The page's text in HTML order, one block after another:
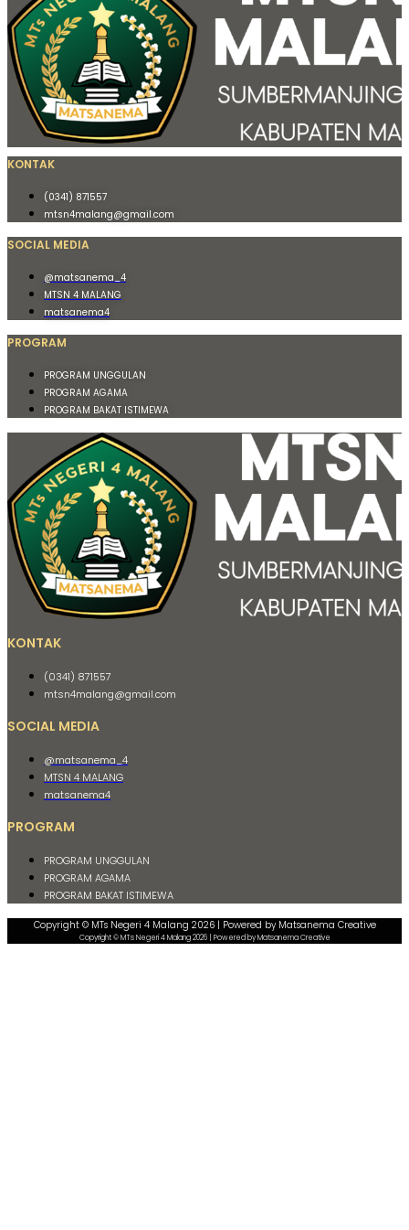
KONTAK
(0341) 871557
mtsn4malang@gmail.com
SOCIAL MEDIA
@matsanema_4
MTSN 4 MALANG
matsanema4
PROGRAM
PROGRAM UNGGULAN
PROGRAM AGAMA
PROGRAM BAKAT ISTIMEWA
KONTAK
(0341) 871557
mtsn4malang@gmail.com
SOCIAL MEDIA
@matsanema_4
MTSN 4 MALANG
matsanema4
PROGRAM
PROGRAM UNGGULAN
PROGRAM AGAMA
PROGRAM BAKAT ISTIMEWA
Copyright © MTs Negeri 4 Malang 2026 | Powered by Matsanema Creative
Copyright © MTs Negeri 4 Malang 2026 | Powered by Matsanema Creative